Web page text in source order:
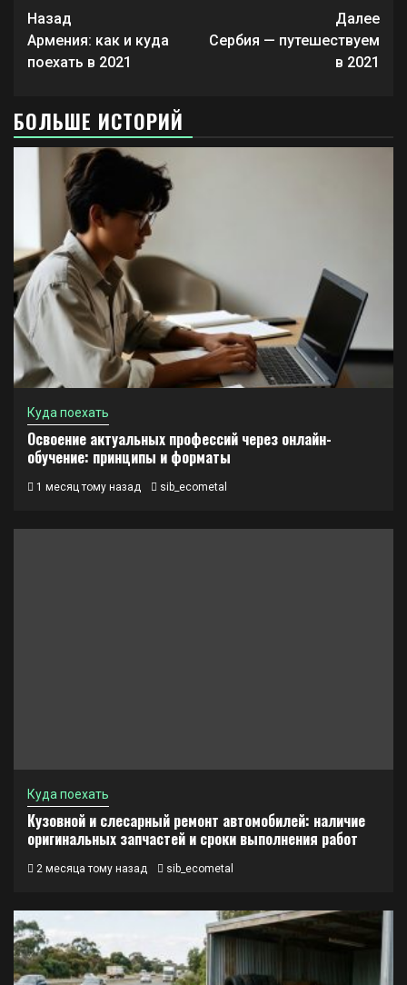
Продолжить
чтение
Назад
Армения: как и куда
поехать в 2021
Далее
Сербия — путешествуем
в 2021
БОЛЬШЕ ИСТОРИЙ
Куда поехать
Освоение актуальных профессий через онлайн-
обучение: принципы и форматы
1 месяц тому назад sib_ecometal
Куда поехать
Кузовной и слесарный ремонт автомобилей: наличие
оригинальных запчастей и сроки выполнения работ
2 месяца тому назад sib_ecometal